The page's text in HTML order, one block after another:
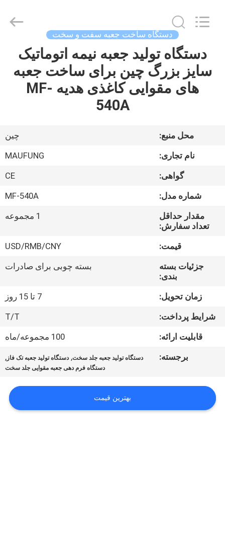
خانه
محصولات
کارخانه
کنترل
کیفیت
تماس
بگیرید
ها
MACHINERY
CO.,LTD.
دستگاه ساخت جعبه سفت و سخت
دستگاه تولید جعبه نیمه اتوماتیک
سایز بزرگ چین برای ساخت جعبه
های مقوایی کاغذی هدیه MF-
540A
محل منبع:
چین
نام تجاری:
MAUFUNG
گواهی:
CE
شماره مدل:
MF-540A
مقدار حداقل
تعداد سفارش:
1 مجموعه
قیمت:
USD/RMB/CNY
جزئیات بسته
بندی:
بسته چوبی برای صادرات
زمان تحویل:
7 تا 15 روز
شرایط پرداخت:
T/T
قابلیت ارائه:
100 مجموعه/ماه
برجسته:
دستگاه تولید جعبه جلد سخت, دستگاه تولید جعبه تک فاز ,
دستگاه فرم دهی جعبه مقوایی جلد سخت
بهترین قیمت